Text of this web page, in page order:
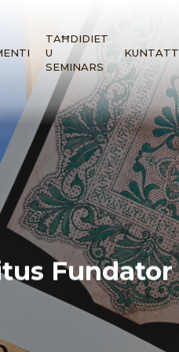
TAĦDIDIET
U
SEMINARS
KUNTATT
Fundator